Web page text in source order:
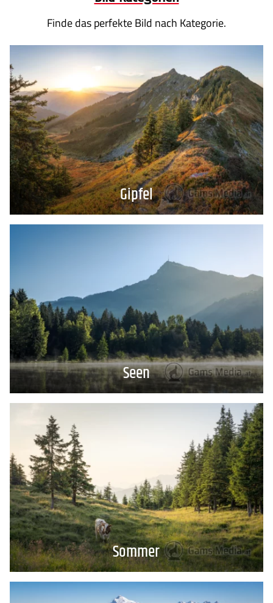
Datenschutz
Impressum
Newsletter
Zahlung
Gütesiegel
Über uns
Finde das perfekte Bild nach Kategorie.
Gipfel
Seen
Sommer